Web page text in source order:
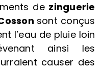
de zinguerie
sont conçus
l’eau de pluie loin
ainsi les
causer des